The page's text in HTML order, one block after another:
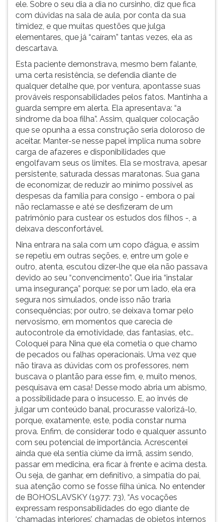
ele. Sobre o seu dia a dia no cursinho, diz que fica
com dúvidas na sala de aula, por conta da sua
timidez, e que muitas questões que julga
elementares, que já “caíram” tantas vezes, ela as
descartava.
Esta paciente demonstrava, mesmo bem falante,
uma certa resistência, se defendia diante de
qualquer detalhe que, por ventura, apontasse suas
prováveis responsabilidades pelos fatos. Mantinha a
guarda sempre em alerta. Ela apresentava: “a
síndrome da boa filha”. Assim, qualquer colocação
que se opunha a essa construção seria doloroso de
aceitar. Manter-se nesse papel implica numa sobre
carga de afazeres e disponibilidades que
engolfavam seus os limites. Ela se mostrava, apesar
persistente, saturada dessas maratonas. Sua gana
de economizar, de reduzir ao mínimo possível as
despesas da família para consigo - embora o pai
não reclamasse e até se desfizeram de um
patrimônio para custear os estudos dos filhos -, a
deixava desconfortável.
Nina entrara na sala com um copo d’água, e assim
se repetiu em outras seções, e, entre um gole e
outro, atenta, escutou dizer-lhe que ela não passava
devido ao seu “convencimento”. Que iria “instalar
uma insegurança” porque: se por um lado, ela era
segura nos simulados, onde isso não traria
consequências; por outro, se deixava tomar pelo
nervosismo, em momentos que carecia de
autocontrole da emotividade, das fantasias, etc..
Coloquei para Nina que ela cometia o que chamo
de pecados ou falhas operacionais. Uma vez que
não tirava as dúvidas com os professores, nem
buscava o plantão para esse fim, e, muito menos,
pesquisava em casa! Desse modo abria um abismo,
a possibilidade para o insucesso. E, ao invés de
julgar um conteúdo banal, procurasse valorizá-lo,
porque, exatamente, este, podia constar numa
prova. Enfim, de considerar todo e qualquer assunto
com seu potencial de importância. Acrescentei
ainda que ela sentia ciúme da irmã, assim sendo,
passar em medicina, era ficar à frente e acima desta.
Ou seja, de ganhar, em definitivo, a simpatia do pai,
sua atenção como se fosse filha única. No entender
de BOHOSLAVSKY (1977: 73), “As vocações
expressam responsabilidades do ego diante de
‘chamadas interiores’, chamadas de objetos internos